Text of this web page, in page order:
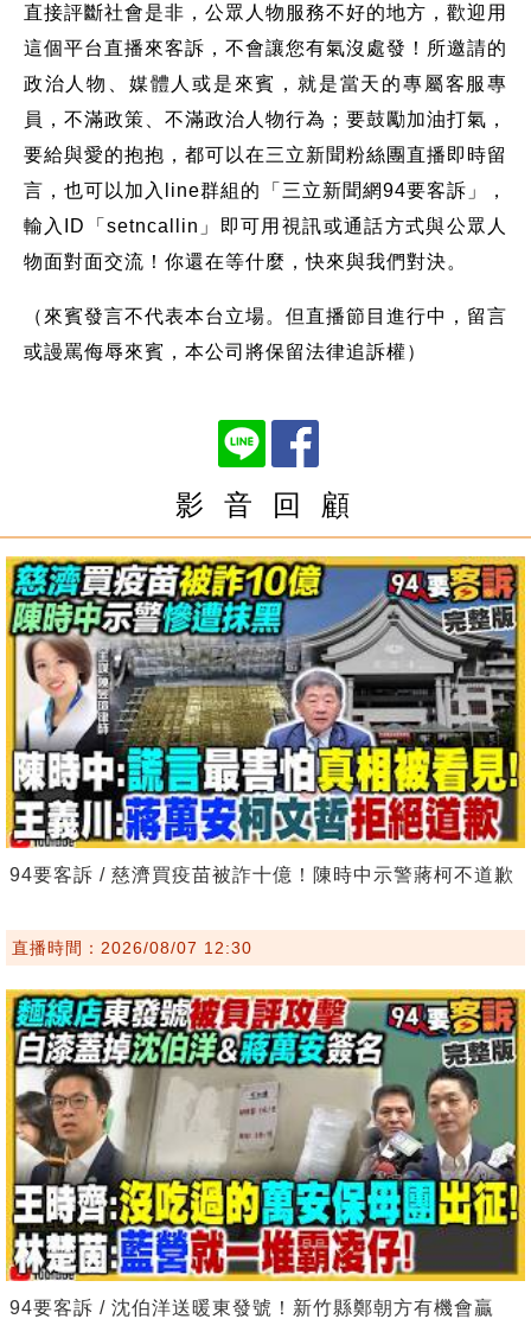
直接評斷社會是非，公眾人物服務不好的地方，歡迎用
這個平台直播來客訴，不會讓您有氣沒處發！所邀請的
政治人物、媒體人或是來賓，就是當天的專屬客服專
員，不滿政策、不滿政治人物行為；要鼓勵加油打氣，
要給與愛的抱抱，都可以在三立新聞粉絲團直播即時留
言，也可以加入line群組的「三立新聞網94要客訴」，
輸入ID「setncallin」即可用視訊或通話方式與公眾人
物面對面交流！你還在等什麼，快來與我們對決。
（來賓發言不代表本台立場。但直播節目進行中，留言
或謾罵侮辱來賓，本公司將保留法律追訴權）
影 音 回 顧
94要客訴 / 慈濟買疫苗被詐十億！陳時中示警蔣柯不道歉
直播時間：2026/08/07 12:30
94要客訴 / 沈伯洋送暖東發號！新竹縣鄭朝方有機會贏